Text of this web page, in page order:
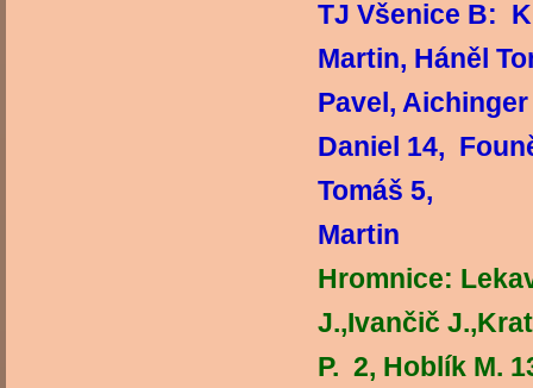
TJ Všenice B:
Martin, Háněl
Pavel,
Daniel 14,
Tomáš 5,
Martin
Hromnice:
J.,Ivančič
P. 2,